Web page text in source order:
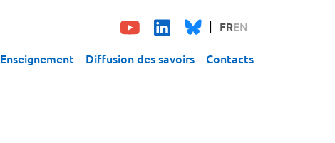
FREN
Enseignement Diffusion des savoirs Contacts